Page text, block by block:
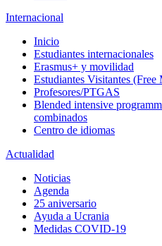
Internacional
Inicio
Estudiantes internacionales
Erasmus+ y movilidad
Estudiantes Visitantes (Free
Profesores/PTGAS
Blended intensive
combinados
Centro de idiomas
Actualidad
Noticias
Agenda
25 aniversario
Ayuda a Ucrania
Medidas COVID-19